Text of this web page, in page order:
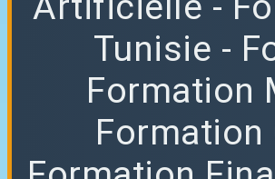
Tunisie -
Formation
Formation